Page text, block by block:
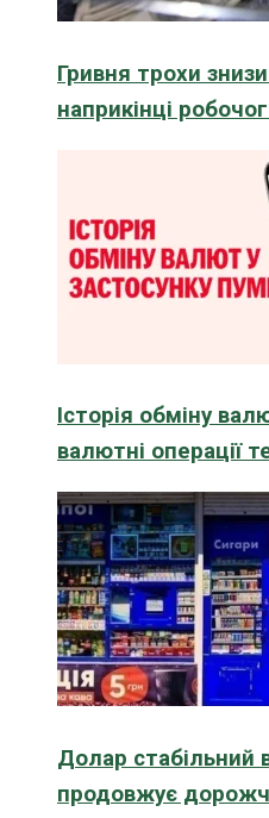
Гривня трохи
наприкінці
Історія обміну
валютні операції
Долар стабільний
продовжує